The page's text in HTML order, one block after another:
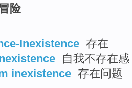
险
Inexistence 存在
自我不存在感
inexistence 存在问题